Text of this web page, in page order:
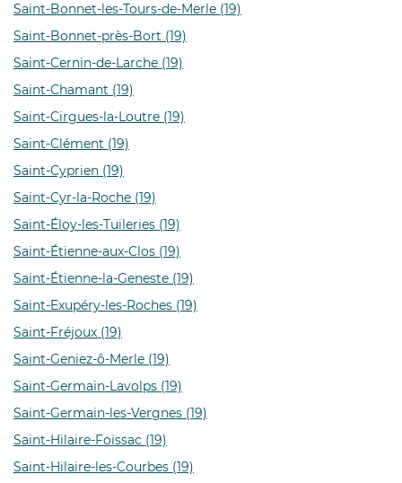
Saint-Bonnet-les-Tours-de-Merle (19)
Saint-Bonnet-près-Bort (19)
Saint-Cernin-de-Larche (19)
Saint-Chamant (19)
Saint-Cirgues-la-Loutre (19)
Saint-Clément (19)
Saint-Cyprien (19)
Saint-Cyr-la-Roche (19)
Saint-Éloy-les-Tuileries (19)
Saint-Étienne-aux-Clos (19)
Saint-Étienne-la-Geneste (19)
Saint-Exupéry-les-Roches (19)
Saint-Fréjoux (19)
Saint-Geniez-ô-Merle (19)
Saint-Germain-Lavolps (19)
Saint-Germain-les-Vergnes (19)
Saint-Hilaire-Foissac (19)
Saint-Hilaire-les-Courbes (19)